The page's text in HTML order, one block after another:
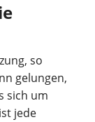
so
gelungen,
sich um
jede